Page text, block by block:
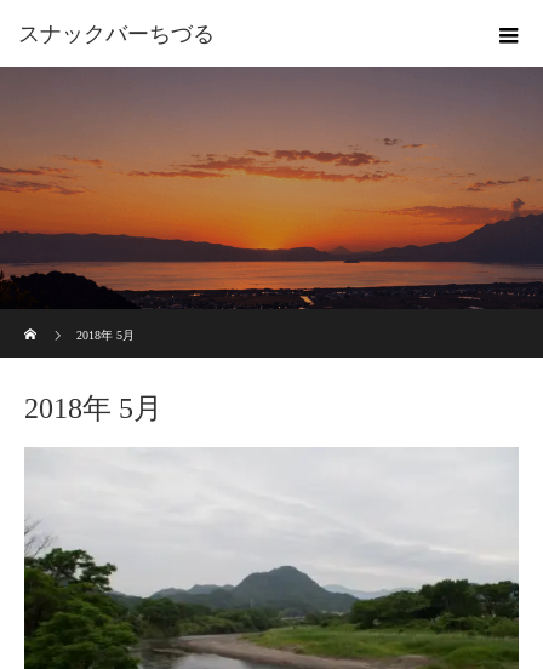
スナックバーちづる
2018年 5月
2018年 5月